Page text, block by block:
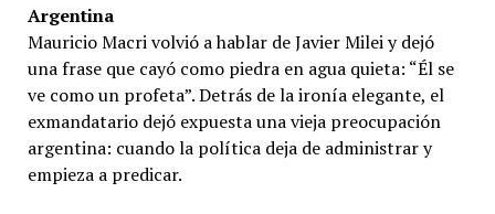
Argentina
Mauricio Macri volvió a hablar de Javier Milei y dejó
una frase que cayó como piedra en agua quieta: “Él se
ve como un profeta”. Detrás de la ironía elegante, el
exmandatario dejó expuesta una vieja preocupación
argentina: cuando la política deja de administrar y
empieza a predicar.